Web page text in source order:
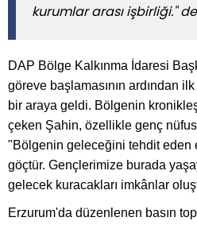
kurumlar arası işbirliği."
DAP Bölge Kalkınma İdaresi
göreve başlamasının ardından
bir araya geldi. Bölgenin
çeken Şahin, özellikle genç
"Bölgenin geleceğini tehdit eden
göçtür. Gençlerimize burada
gelecek kuracakları imkânlar
Erzurum'da düzenlenen basın